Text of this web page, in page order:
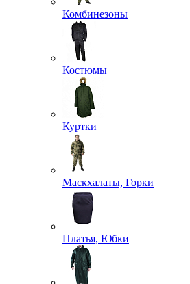
Комбинезоны
Костюмы
Куртки
Маскхалаты, Горки
Платья, Юбки